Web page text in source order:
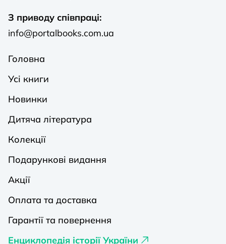
З приводу співпраці:
info@portalbooks.com.ua
Головна
Усі книги
Новинки
Дитяча література
Колекції
Подарункові видання
Акції
Оплата та доставка
Гарантії та повернення
Енциклопедія історії України